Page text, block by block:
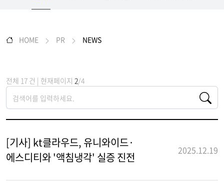
HOME PR NEWS
전체 17 건 | 현재페이지 2/4
[기사] kt클라우드, 유니와이드·
에스디티와 '액침냉각' 실증 진전
2025.12.19